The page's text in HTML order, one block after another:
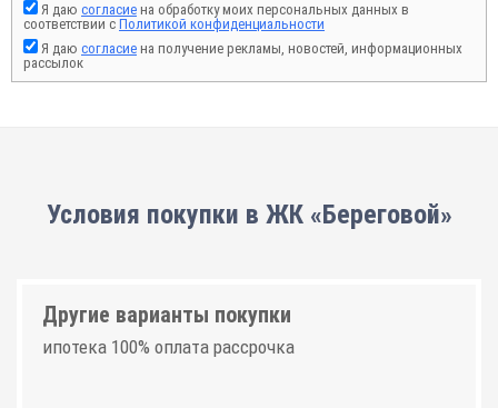
Я даю согласие на обработку моих персональных данных в
соответствии с Политикой конфиденциальности
Я даю согласие на получение рекламы, новостей, информационных
рассылок
Условия покупки в ЖК «Береговой»
Другие варианты покупки
ипотека 100% оплата рассрочка